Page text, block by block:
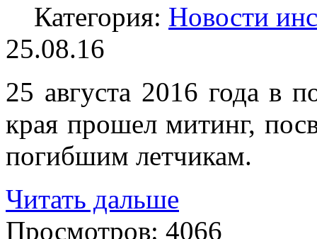
Категория: Новости
25.08.16
25 августа 2016 года в
края прошел митинг,
погибшим летчикам.
Читать дальше
Просмотров: 4066